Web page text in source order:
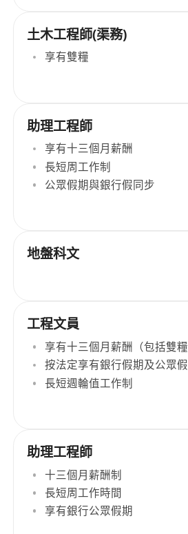
土木工程師(渠務)
享有雙糧
助理工程師
享有十三個月薪酬
長短周工作制
公眾假期與銀行假同步
地盤科文
工程文員
享有十三個月薪酬（包括雙糧
按法定享有銀行假期及公眾
長短週輪值工作制
助理工程師
十三個月薪酬制
長短周工作時間
享有銀行公眾假期